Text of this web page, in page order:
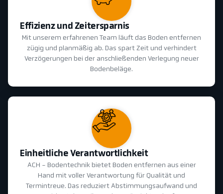
Effizienz und Zeitersparnis
Mit unserem erfahrenen Team läuft das Boden entfernen
zügig und planmäßig ab. Das spart Zeit und verhindert
Verzögerungen bei der anschließenden Verlegung neuer
Bodenbeläge.
Einheitliche Verantwortlichkeit
ACH - Bodentechnik bietet Boden entfernen aus einer
Hand mit voller Verantwortung für Qualität und
Termintreue. Das reduziert Abstimmungsaufwand und